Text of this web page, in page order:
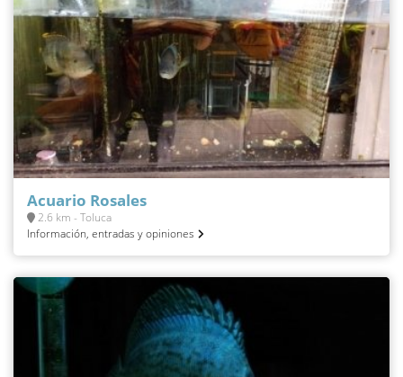
Acuario Rosales
2.6 km - Toluca
Información, entradas y opiniones